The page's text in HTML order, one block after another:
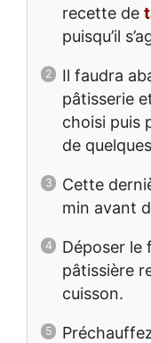
recette de
puisqu’il
Il faudra
pâtisserie
choisi puis
de
Cette
min avant
Déposer le
pâtissière
cuisson.